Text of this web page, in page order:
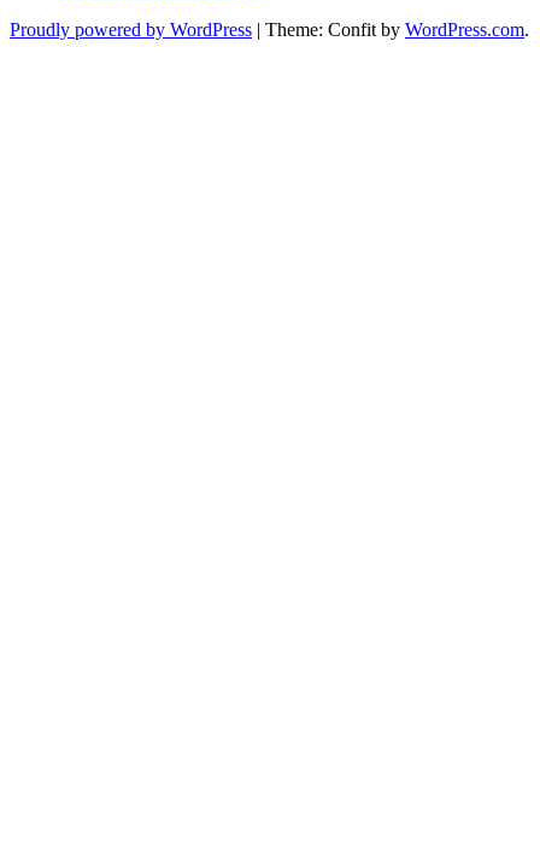
Proudly powered by WordPress | Theme: Confit by WordPress.com.